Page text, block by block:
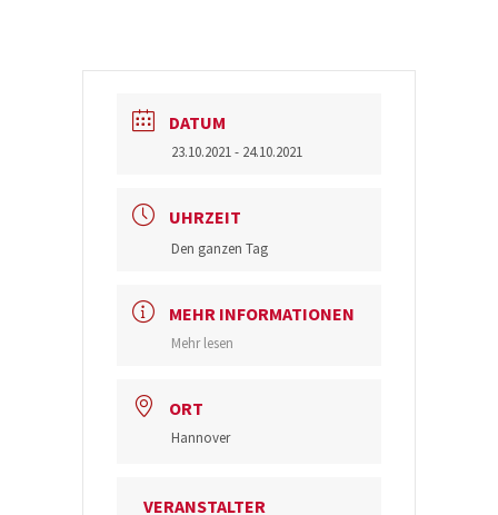
DATUM
23.10.2021- 24.10.2021
UHRZEIT
Den ganzen Tag
MEHR INFORMATIONEN
Mehr lesen
ORT
Hannover
VERANSTALTER